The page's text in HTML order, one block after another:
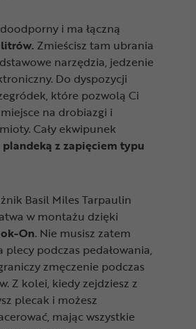
i ma łączną
Zmieścisz tam ubrania
narzędzia, jedzenie
Do dyspozycji
które pozwolą Ci
na drobiazgi i
Cały ekwipunek
plandeką z zapięciem typu
Basil Miles Tarpaulin
w montażu dzięki
On. Nie musisz zatem
plecy podczas pedałowania,
zmęczenie podczas
Z kolei, kiedy zejdziesz z
plecak i możesz
mając wszystkie